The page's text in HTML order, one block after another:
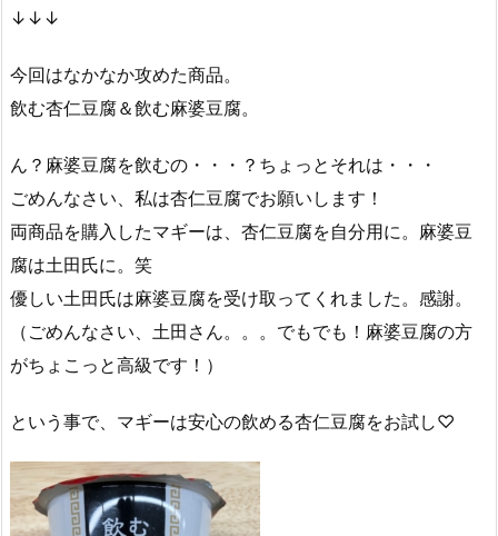
↓↓↓
今回はなかなか攻めた商品。
飲む杏仁豆腐＆飲む麻婆豆腐。
ん？麻婆豆腐を飲むの・・・？ちょっとそれは・・・
ごめんなさい、私は杏仁豆腐でお願いします！
両商品を購入したマギーは、杏仁豆腐を自分用に。麻婆豆
腐は土田氏に。笑
優しい土田氏は麻婆豆腐を受け取ってくれました。感謝。
（ごめんなさい、土田さん。。。でもでも！麻婆豆腐の方
がちょこっと高級です！）
という事で、マギーは安心の飲める杏仁豆腐をお試し♡